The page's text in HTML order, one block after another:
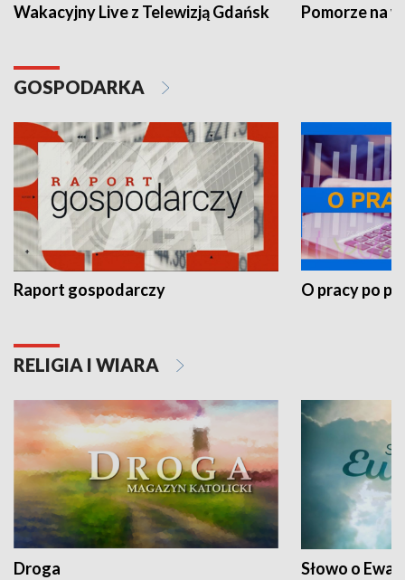
Wakacyjny Live z Telewizją Gdańsk Pomorze na
GOSPODARKA
Raport gospodarczy O pracy po
RELIGIA I WIARA
Droga Słowo o